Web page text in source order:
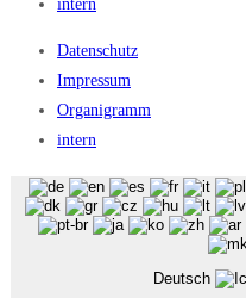
intern
Datenschutz
Impressum
Organigramm
intern
Deutsch